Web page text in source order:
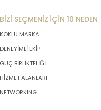
BİZİ SEÇMENİZ İÇİN 10 NEDEN
KÖKLÜ MARKA
DENEYİMLİ EKİP
GÜÇ BİRLİKTELİĞİ
HİZMET ALANLARI
NETWORKING